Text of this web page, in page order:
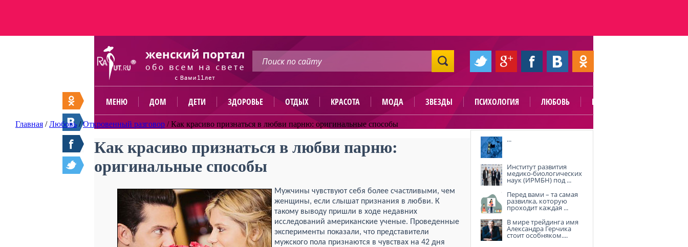
МЕНЮ ДОМ ДЕТИ ЗДОРОВЬЕ ОТДЫХ КРАСОТА МОДА ЗВЕЗДЫ ПСИХОЛОГИЯ ЛЮБОВЬ ПОЛЕЗНО
Главная /Любовь /Откровенный разговор /Как красиво признаться в любви парню: оригинальные способы
Как красиво признаться в любви парню:
оригинальные способы
Мужчины чувствуют себя более счастливыми, чем
женщины, если слышат признания в любви. К
такому выводу пришли в ходе недавних
исследований американские ученые. Проведенные
эксперименты показали, что представители
мужского пола признаются в чувствах на 42 дня
...
Институт развития
медико-биологических
наук (ИРМБН) под ...
Перед вами – та самая
развилка, которую
проходит каждая ...
В мире трейдинга имя
Александра Герчика
стоит особняком....